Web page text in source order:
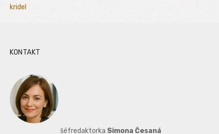
kridel
KONTAKT
šéfredaktorka Simona Česaná